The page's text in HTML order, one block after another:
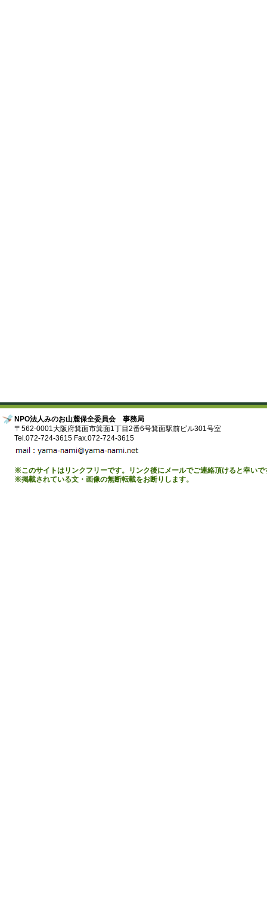
NPO法人みのお山麓保全委員会 事務局
〒562-0001大阪府箕面市箕面1丁目2番6号箕面駅前ビル301号室
Tel.072-724-3615 Fax.072-724-3615
※このサイトはリンクフリーです。リンク後にメールでご連絡頂けると幸いで
※掲載されている文・画像の無断転載をお断りします。